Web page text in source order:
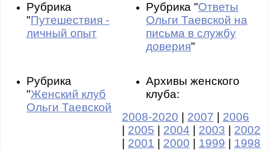
Рубрика
"Путешествия -
личный опыт
Рубрика "Ответы
Ольги Таевской на
письма в службу
доверия"
Рубрика
"Женский клуб
Ольги Таевской
Архивы женского
клуба:
2008-2020
2007
2006
2005 2004 2003
2002
2001 2000 1999 1998